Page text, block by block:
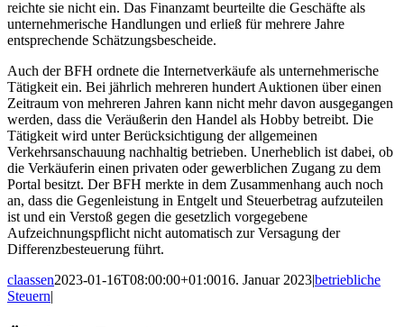
reichte sie nicht ein. Das Finanzamt beurteilte die Geschäfte als
unternehmerische Handlungen und erließ für mehrere Jahre
entsprechende Schätzungsbescheide.
Auch der BFH ordnete die Internetverkäufe als unternehmerische
Tätigkeit ein. Bei jährlich mehreren hundert Auktionen über einen
Zeitraum von mehreren Jahren kann nicht mehr davon ausgegangen
werden, dass die Veräußerin den Handel als Hobby betreibt. Die
Tätigkeit wird unter Berücksichtigung der allgemeinen
Verkehrsanschauung nachhaltig betrieben. Unerheblich ist dabei, ob
die Verkäuferin einen privaten oder gewerblichen Zugang zu dem
Portal besitzt. Der BFH merkte in dem Zusammenhang auch noch
an, dass die Gegenleistung in Entgelt und Steuerbetrag aufzuteilen
ist und ein Verstoß gegen die gesetzlich vorgegebene
Aufzeichnungspflicht nicht automatisch zur Versagung der
Differenzbesteuerung führt.
claassen2023-01-16T08:00:00+01:0016. Januar 2023|betriebliche
Steuern|